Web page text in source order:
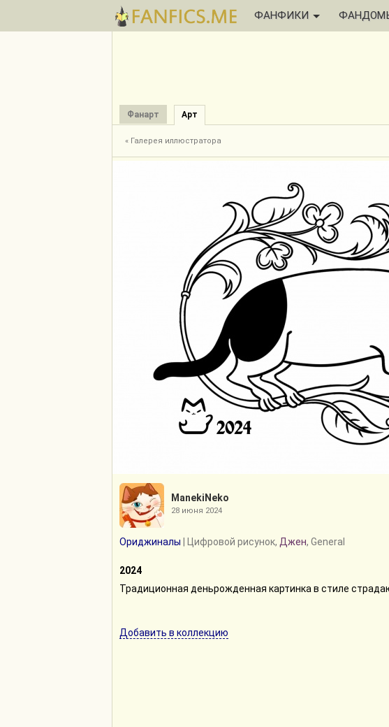
ФАНФИКИ
Фанарт Арт
« Галерея иллюстратора
ManekiNeko
28 июня 2024
Ориджиналы | Цифровой рисунок, Джен, General
2024
Традиционная деньрожденная картинка в стиле
Добавить в коллекцию